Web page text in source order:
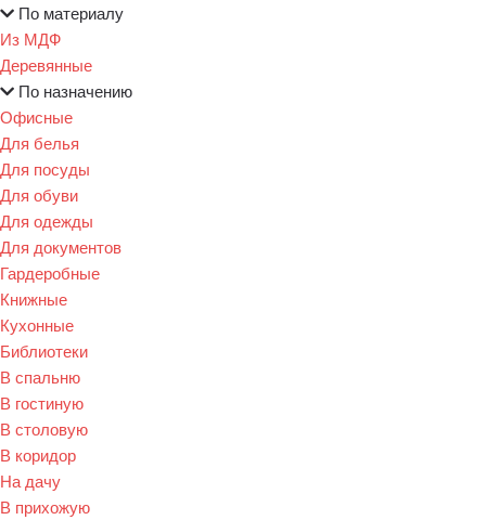
По материалу
Из МДФ
Деревянные
По назначению
Офисные
Для белья
Для посуды
Для обуви
Для одежды
Для документов
Гардеробные
Книжные
Кухонные
Библиотеки
В спальню
В гостиную
В столовую
В коридор
На дачу
В прихожую